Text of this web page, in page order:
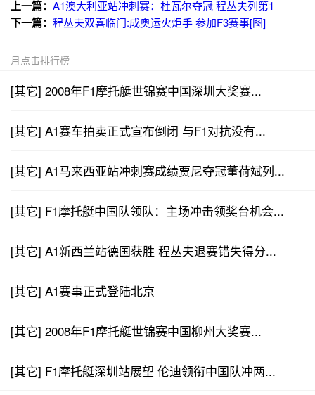
上一篇： A1澳大利亚站冲刺赛：杜瓦尔夺冠 程丛夫列第1
下一篇： 程丛夫双喜临门:成奥运火炬手 参加F3赛事[图]
月点击排行榜
[其它] 2008年F1摩托艇世锦赛中国深圳大奖赛...
[其它] A1赛车拍卖正式宣布倒闭 与F1对抗没有...
[其它] A1马来西亚站冲刺赛成绩贾尼夺冠董荷斌列...
[其它] F1摩托艇中国队领队：主场冲击领奖台机会...
[其它] A1新西兰站德国获胜 程丛夫退赛错失得分...
[其它] A1赛事正式登陆北京
[其它] 2008年F1摩托艇世锦赛中国柳州大奖赛...
[其它] F1摩托艇深圳站展望 伦迪领衔中国队冲两...